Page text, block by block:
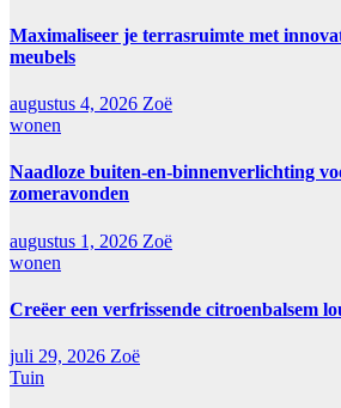
Maximaliseer je terrasruimte met
meubels
augustus 4, 2026 Zoë
wonen
Naadloze buiten-en-binnenverlichting
zomeravonden
augustus 1, 2026 Zoë
wonen
Creëer een verfrissende citroenbalsem
juli 29, 2026 Zoë
Tuin